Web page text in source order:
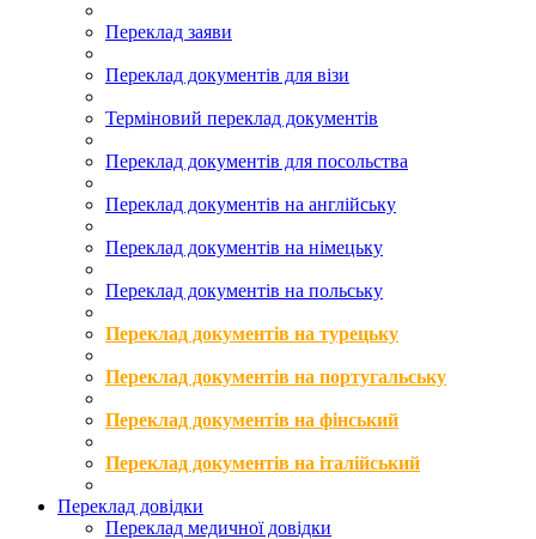
Переклад заяви
Переклад документів для візи
Терміновий переклад документів
Переклад документів для посольства
Переклад документів на англійську
Переклад документів на німецьку
Переклад документів на польську
Переклад документів на турецьку
Переклад документів на португальську
Переклад документів на фінський
Переклад документів на італійський
Переклад довідки
Переклад медичної довідки